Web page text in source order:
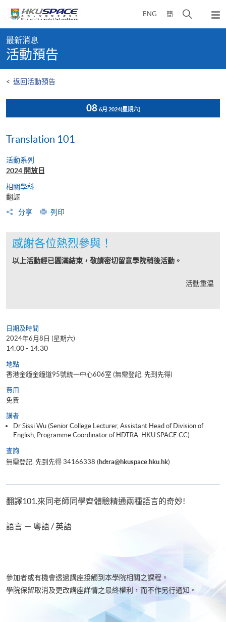
content
ENG 簡
開
彈
出
content
start
最新消息
活動預告
< 返回活動預告
08 6月 2024(星期六)
Translation 101
活動系列
2024 開放日
相關學科
翻譯
分享
列印
感謝各位熱烈參與！
以上活動經已圓滿結束，敬請密切留意學院稍後活動。
活動重温
日期及時間
2024年6月8日 (星期六)
14:00 - 14:30
地點
香港金鐘金鐘道95號統一中心606室 (無需登記, 先到先得)
費用
免費
講者
Dr Sissi Wu (Senior College Lecturer, Assistant Head of Division of
English, Programme Coordinator of HDTRA, HKU SPACE CC)
查詢
無需登記, 先到先得 34166338 (hdtra@hkuspace.hku.hk)
翻譯101.來同老師同學齊體驗精通兩種語言的奇妙!
語言 － 粵語 / 英語
參加者或有機會透過講座接觸到本學院相關之課程。
學院保留取消及更改講座詳情之最終權利，而不作另行通知。